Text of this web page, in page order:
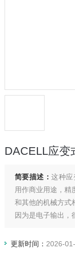
DACELL应变
简要描述：这种应
用作商业用途，精
和其他的机械方式
因为是电子输出，
更新时间： 2026-